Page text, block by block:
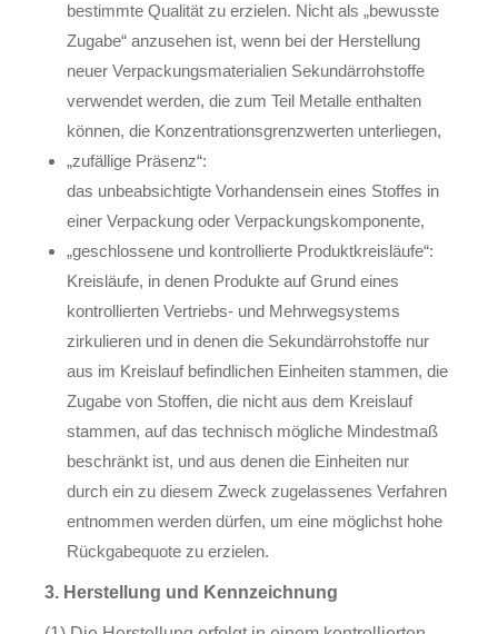
bestimmte Qualität zu erzielen. Nicht als „bewusste
Zugabe“ anzusehen ist, wenn bei der Herstellung
neuer Verpackungsmaterialien Sekundärrohstoffe
verwendet werden, die zum Teil Metalle enthalten
können, die Konzentrationsgrenzwerten unterliegen,
„zufällige Präsenz“:
das unbeabsichtigte Vorhandensein eines Stoffes in
einer Verpackung oder Verpackungskomponente,
„geschlossene und kontrollierte Produktkreisläufe“:
Kreisläufe, in denen Produkte auf Grund eines
kontrollierten Vertriebs- und Mehrwegsystems
zirkulieren und in denen die Sekundärrohstoffe nur
aus im Kreislauf befindlichen Einheiten stammen, die
Zugabe von Stoffen, die nicht aus dem Kreislauf
stammen, auf das technisch mögliche Mindestmaß
beschränkt ist, und aus denen die Einheiten nur
durch ein zu diesem Zweck zugelassenes Verfahren
entnommen werden dürfen, um eine möglichst hohe
Rückgabequote zu erzielen.
3. Herstellung und Kennzeichnung